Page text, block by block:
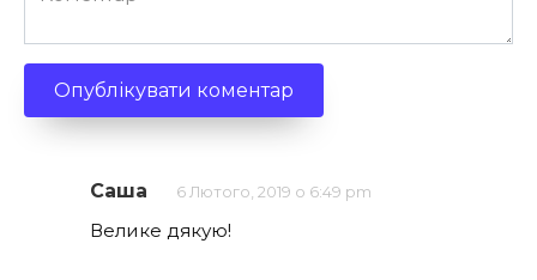
Саша 6 Лютого, 2019 о 6:49 pm
Велике дякую!